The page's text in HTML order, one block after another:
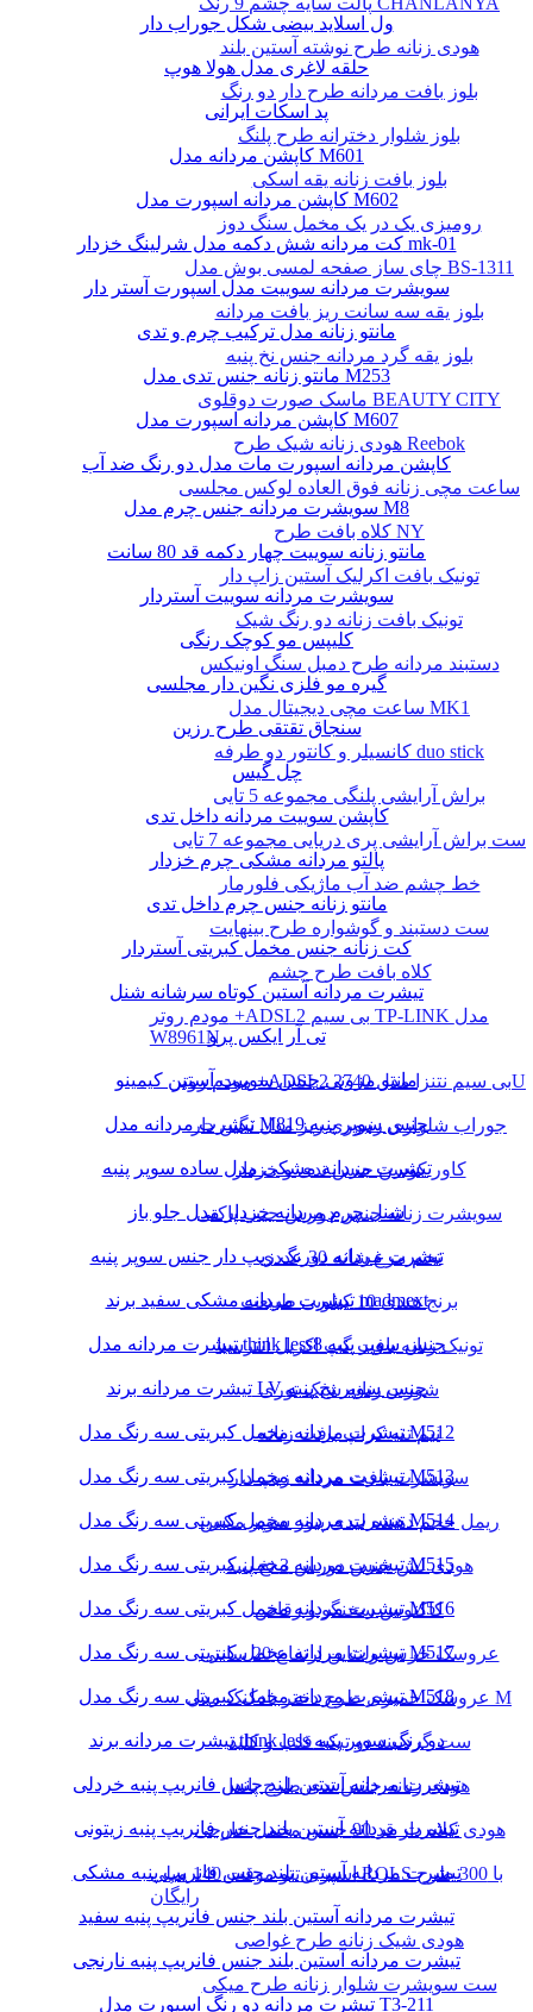
هودی زنانه طرح نوشته آستین بلند
بلوز بافت مردانه طرح دار دو رنگ
بلوز شلوار دخترانه طرح پلنگ
بلوز بافت زنانه یقه اسکی
رومیزی یک در یک مخمل سنگ دوز
چای ساز صفحه لمسی بوش مدل BS-1311
بلوز یقه سه سانت ریز بافت مردانه
بلوز یقه گرد مردانه جنس نخ پنبه
ماسک صورت دوقلوی BEAUTY CITY
هودی زنانه شیک طرح Reebok
ساعت مچی زنانه فوق العاده لوکس مجلسی
کلاه بافت طرح NY
تونیک بافت اکرلیک آستین زاپ دار
تونیک بافت زنانه دو رنگ شیک
دستبند مردانه طرح دمبل سنگ اونیکس
ساعت مچی دیجیتال مدل MK1
کانسیلر و کانتور دو طرفه duo stick
براش آرایشی پلنگی مجموعه 5 تایی
ست براش آرایشی پری دریایی مجموعه 7 تایی
خط چشم ضد آب ماژیکی فلورمار
ست دستبند و گوشواره طرح بینهایت
کلاه بافت طرح چشم
مودم روتر +ADSL2 بی سیم TP-LINK مدل
W8961N
مودم روتر +ADSL2 بی سیم نتنزا مدل 2740U
جوراب شلواری زنبوری ریز مدل نگین دار
کاور کوسن جنس تدی و خزدار
سویشرت زنانه جنس دورس جیب پاکتی
تخم مرغ شانه 30 عددی
برنج هندی 10 کیلویی طبیعت
تونیک زنانه بافت گپ اکریل انترسیا
شورت زنانه شیک توری
نیم تنه کراپ بافت زنانه
سویشرت بافت مردانه زیپ دار
ریمل حجم دهنده لیدی پیور سوپر مکس
هودی لش جنس دورس 3 نخ پنبه
کاکتوس سخنگو و رقاص
عروسک خرس ولنتاین ارتفاع 20 سانتی
عروسک خمیری طرح دختر بادکنک مدل M
ست گردنبند دو تیکه قلب و کلید
هودی زنانه جنس تدی طرح پاندا
هودی کلاه دار قد 90 جنس مخمل خارجی
اسپری تتو موقت 140 میلی ROLS با 300 طرح
رایگان
هودی شیک زنانه طرح غواصی
ست سویشرت شلوار زنانه طرح میکی
ول اسلاید بیضی شکل جوراب دار
حلقه لاغری مدل هولا هوپ
پد اسکات ایرانی
کاپشن مردانه مدل M601
کاپشن مردانه اسپورت مدل M602
کت مردانه شش دکمه مدل شرلینگ خزدار mk-01
سویشرت مردانه سوییت مدل اسپورت آستر دار
مانتو زنانه مدل ترکیب چرم و تدی
مانتو زنانه جنس تدی مدل M253
کاپشن مردانه اسپورت مدل M607
کاپشن مردانه اسپورت مات مدل دو رنگ ضد آب
سویشرت مردانه جنس چرم مدل M8
مانتو زنانه سوییت چهار دکمه قد 80 سانت
سویشرت مردانه سوییت آستردار
کلیپس مو کوچک رنگی
گیره مو فلزی نگین دار مجلسی
سنجاق تقتقی طرح رزین
چل گیس
کاپشن سوییت مردانه داخل تدی
پالتو مردانه مشکی چرم خزدار
مانتو زنانه جنس چرم داخل تدی
کت زنانه جنس مخمل کبریتی آستردار
تیشرت مردانه آستین کوتاه سرشانه شنل
تی آر ایکس پرو
مانتو مزونی جنس سوییت آستین کیمینو
تیشرت مردانه مدل M819 جنس سوپر پنبه
تیشرت مردانه مشکی مدل ساده سوپر پنبه
شنل چرم مردانه خزدار مدل جلو باز
تیشرت مردانه دورنگ زیپ دار جنس سوپر پنبه
تیشرت مردانه مشکی سفید برند madmext
تیشرت مردانه مدل think less8 جنس سوپر پنبه
تیشرت مردانه برند LV جنس سوپر نخ پنبه
تیشرت مردانه مخمل کبریتی سه رنگ مدل M512
تیشرت مردانه مخمل کبریتی سه رنگ مدل M513
تیشرت مردانه مخمل کبریتی سه رنگ مدل M514
تیشرت مردانه مخمل کبریتی سه رنگ مدل M515
تیشرت مردانه مخمل کبریتی سه رنگ مدل M516
تیشرت مردانه مخمل کبریتی سه رنگ مدل M517
تیشرت مردانه مخمل کبریتی سه رنگ مدل M518
تیشرت مردانه برند think less دو رنگ سوپر پنبه
تیشرت مردانه آستین بلند جنس فانریپ پنبه خردلی
تیشرت مردانه آستین بلند جنس فانریپ پنبه زیتونی
تیشرت مردانه آستین بلند جنس فانریپ پنبه مشکی
تیشرت مردانه آستین بلند جنس فانریپ پنبه سفید
تیشرت مردانه آستین بلند جنس فانریپ پنبه نارنجی
تیشرت مردانه دو رنگ اسپورت مدل T3-211